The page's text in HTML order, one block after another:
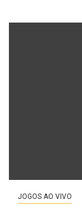
JOGOS AO VIVO